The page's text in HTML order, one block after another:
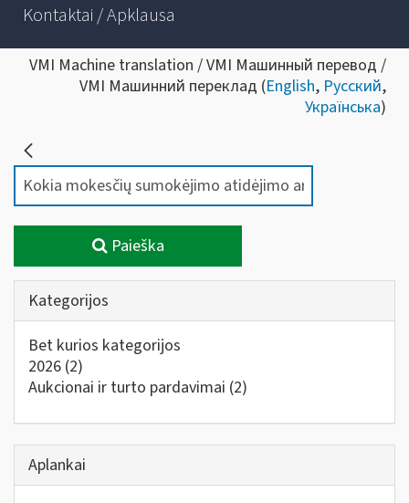
Kontaktai / Apklausa
VMI Machine translation / VMI Машинный перевод /
VMI Машинний переклад (English, Русский,
Українська)
Paieška
Kategorijos
Bet kurios kategorijos
2026 (2)
Aukcionai ir turto pardavimai (2)
Aplankai